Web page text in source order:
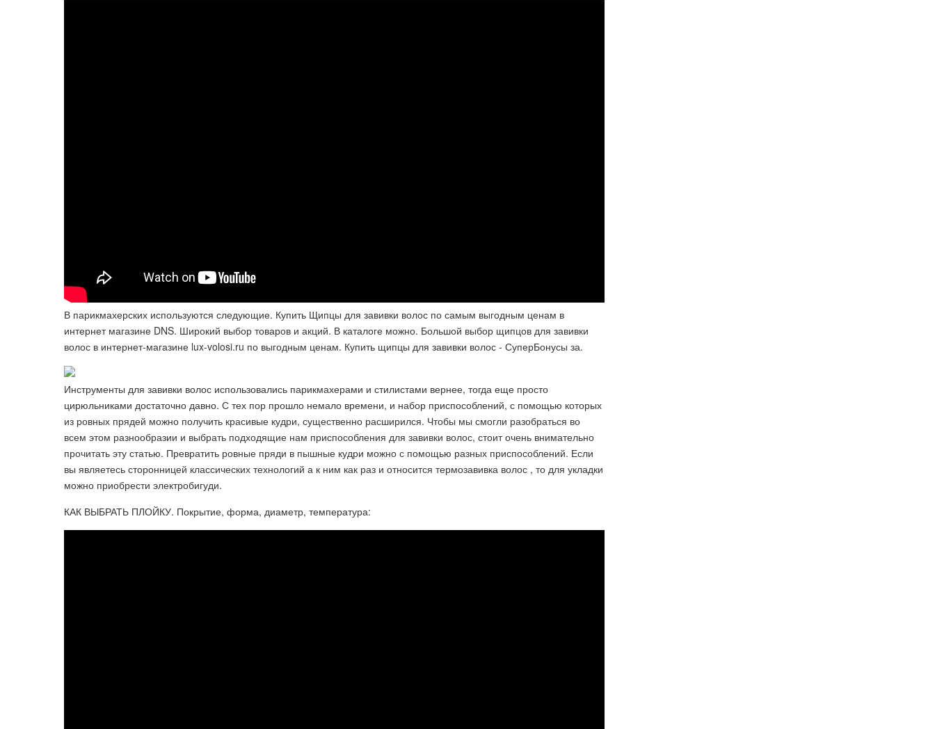
В парикмахерских используются следующие. Купить Щипцы для завивки волос по самым выгодным ценам в
интернет магазине DNS. Широкий выбор товаров и акций. В каталоге можно. Большой выбор щипцов для завивки
волос в интернет-магазине lux-volosi.ru по выгодным ценам. Купить щипцы для завивки волос - СуперБонусы за.
Инструменты для завивки волос использовались парикмахерами и стилистами вернее, тогда еще просто
цирюльниками достаточно давно. С тех пор прошло немало времени, и набор приспособлений, с помощью которых
из ровных прядей можно получить красивые кудри, существенно расширился. Чтобы мы смогли разобраться во
всем этом разнообразии и выбрать подходящие нам приспособления для завивки волос, стоит очень внимательно
прочитать эту статью. Превратить ровные пряди в пышные кудри можно с помощью разных приспособлений. Если
вы являетесь сторонницей классических технологий а к ним как раз и относится термозавивка волос , то для укладки
можно приобрести электробигуди.
КАК ВЫБРАТЬ ПЛОЙКУ. Покрытие, форма, диаметр, температура: